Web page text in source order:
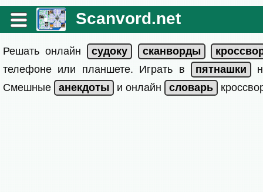
Scanvord.net
Решать онлайн
телефоне или планшете. Играть в
Смешные
и онлайн